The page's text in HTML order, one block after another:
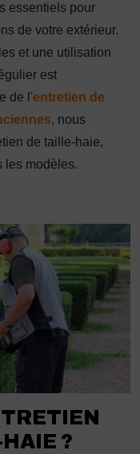
essentiels pour
de votre extérieur.
et une utilisation
est
de l'entretien de
, nous
de taille-haie,
les modèles.
?